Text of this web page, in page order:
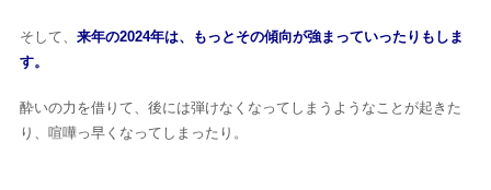
そして、 来年の2024年は、もっとその傾向が強まっていったりもしま
す。
酔いの力を借りて、後には弾けなくなってしまうようなことが起きた
り、喧嘩っ早くなってしまったり。